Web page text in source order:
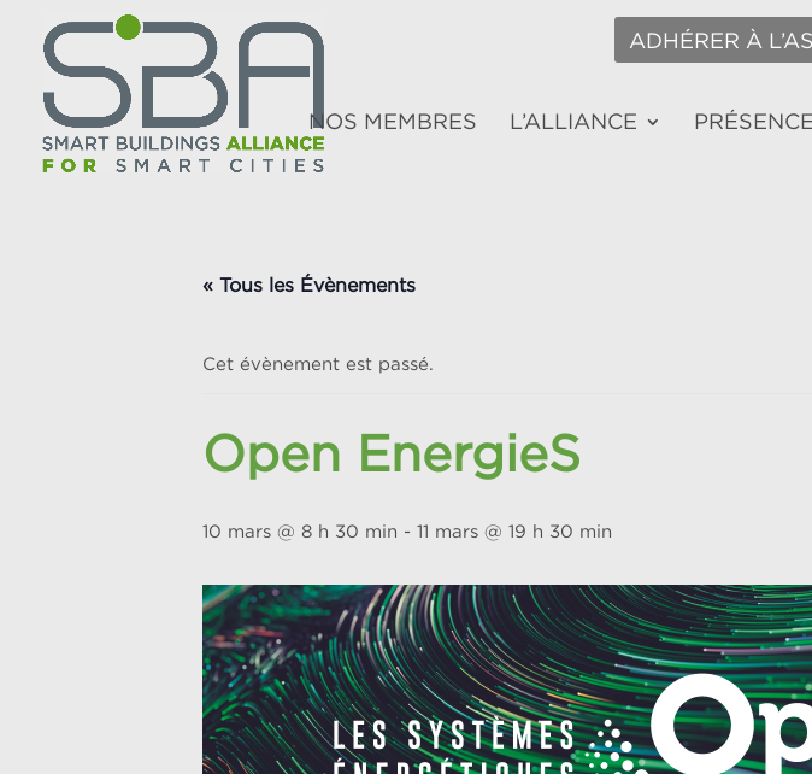
ADHÉRER À
NOS MEMBRES L’ALLIANCE PRÉSENCE
« Tous les Évènements
Cet évènement est passé.
Open EnergieS
10 mars @ 8 h 30 min - 11 mars @ 19 h 30 min